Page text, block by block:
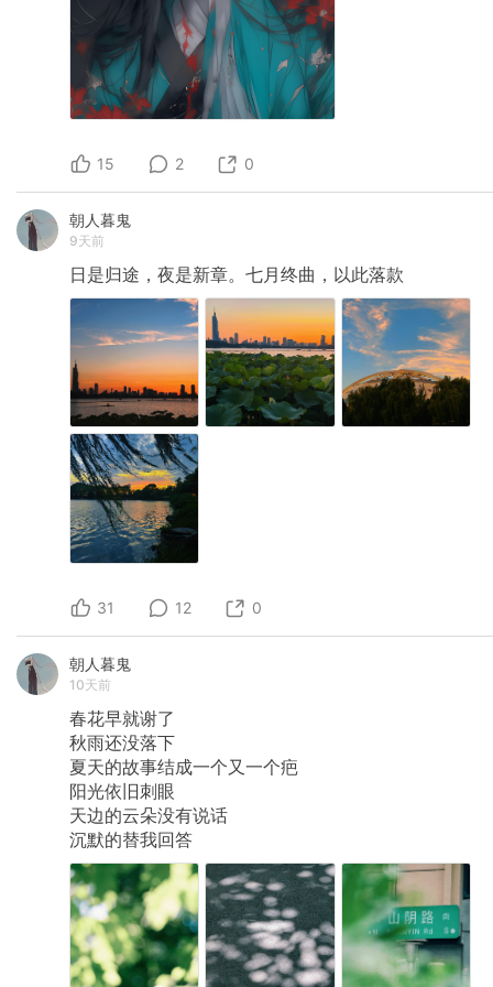
15 2 0
朝人暮鬼
9天前
日是归途，夜是新章。七月终曲，以此落款
31 12 0
朝人暮鬼
10天前
春花早就谢了
秋雨还没落下
夏天的故事结成一个又一个疤
阳光依旧刺眼
天边的云朵没有说话
沉默的替我回答